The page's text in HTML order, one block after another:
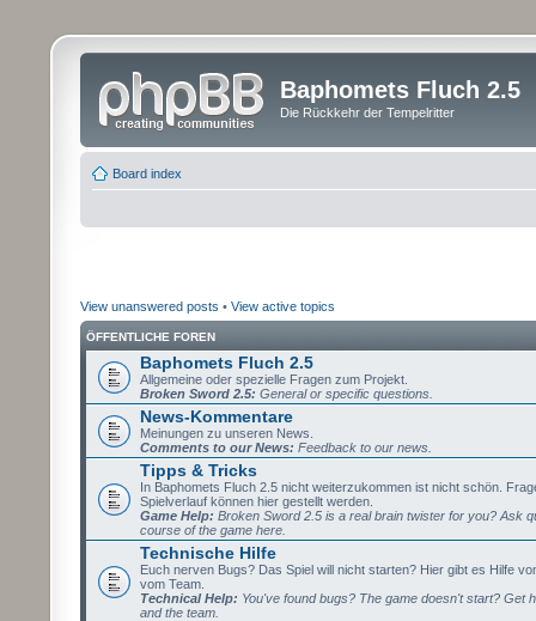
Baphomets Fluch 2.5
Die Rückkehr der Tempelritter
Board index
View unanswered posts • View active topics
ÖFFENTLICHE FOREN
Baphomets Fluch 2.5
Allgemeine oder spezielle Fragen zum Projekt.
Broken Sword 2.5: General or specific questions.
News-Kommentare
Meinungen zu unseren News.
Comments to our News: Feedback to our news.
Tipps & Tricks
In Baphomets Fluch 2.5 nicht weiterzukommen ist nicht schön.
Spielverlauf können hier gestellt werden.
Game Help: Broken Sword 2.5 is a real brain twister for you? Ask
course of the game here.
Technische Hilfe
Euch nerven Bugs? Das Spiel will nicht starten? Hier gibt es Hilfe
vom Team.
Technical Help: You've found bugs? The game doesn't start? Get
and the team.